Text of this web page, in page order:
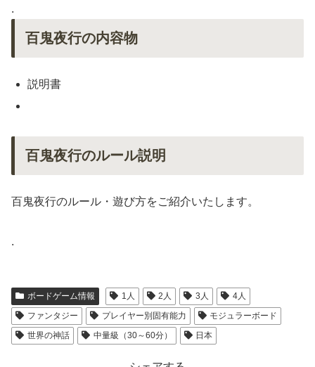
.
百鬼夜行の内容物
説明書
百鬼夜行のルール説明
百鬼夜行のルール・遊び方をご紹介いたします。
.
ボードゲーム情報 1人 2人 3人
4人
ファンタジー
プレイヤー別固有能力
モジュラーボード
世界の神話
中量級（30～60分） 日本